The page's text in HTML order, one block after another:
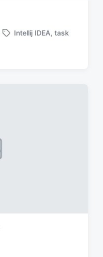
标
Intellij IDEA, task